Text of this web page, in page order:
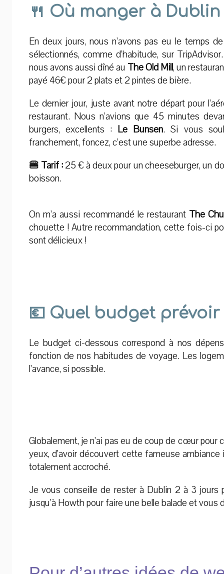
🍴 Où manger à Dublin
En deux jours, nous n’avons pas eu le temps
sélectionnés, comme d’habitude, sur
nous avons aussi dîné au The Old Mill, un
payé 46€ pour 2 plats et 2 pintes de bière.
Le dernier jour, juste avant notre départ pour
restaurant. Nous n’avions que 45 minutes
burgers, excellents : Le Bunsen. Si vous
franchement, foncez, c’est une superbe adresse.
🍔 Tarif :25 € à deux pour un cheeseburger, un
boisson.
On m’a aussi recommandé le restaurant The
chouette ! Autre recommandation, cette fois-ci
sont délicieux !
💶 Quel budget
Le budget ci-dessous correspond à nos
fonction de nos habitudes de voyage. Les
l’avance, si possible.
Globalement, je n’ai pas eu de coup de cœur
yeux, d’avoir découvert cette fameuse
totalement accroché.
Je vous conseille de rester à Dublin 2 à 3 jours
jusqu’à Howth pour faire une belle balade et vous